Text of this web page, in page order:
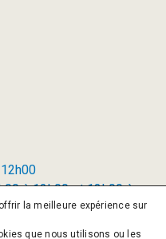
à 12h00 et 13h00 à
la meilleure expérience sur
que nous utilisons ou les